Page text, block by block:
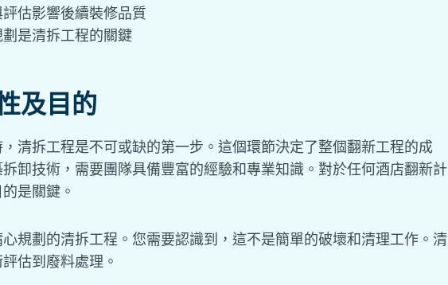
估影響後續裝修品質
是清拆工程的關鍵
及目的
清拆工程是不可或缺的第一步。這個環節決定了整個翻新工程的成
卸技術，需要團隊具備豐富的經驗和專業知識。對於任何酒店翻新計
是關鍵。
規劃的清拆工程。您需要認識到，這不是簡單的破壞和清理工作。清
估到廢料處理。